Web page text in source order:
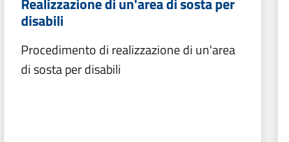
disabili
Procedimento di realizzazione di un'area
di sosta per disabili